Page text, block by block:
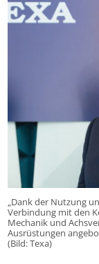
„Dank der Nutzung
Verbindung mit den
Mechanik und
Ausrüstungen
(Bild: Texa)